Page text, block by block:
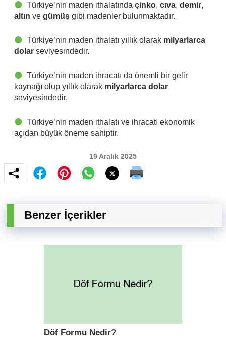
Türkiye’nin maden ithalatında çinko, cıva, demir,
altın ve gümüş gibi madenler bulunmaktadır.
Türkiye’nin maden ithalatı yıllık olarak milyarlarca
dolar seviyesindedir.
Türkiye’nin maden ihracatı da önemli bir gelir
kaynağı olup yıllık olarak milyarlarca dolar
seviyesindedir.
Türkiye’nin maden ithalatı ve ihracatı ekonomik
açıdan büyük öneme sahiptir.
19 Aralık 2025
Benzer İçerikler
Döf Formu Nedir?